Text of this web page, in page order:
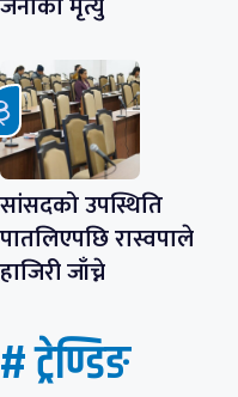
सांसदको उपस्थिति
पातलिएपछि रास्वपाले
हाजिरी जाँच्ने
# ट्रेण्डिङ